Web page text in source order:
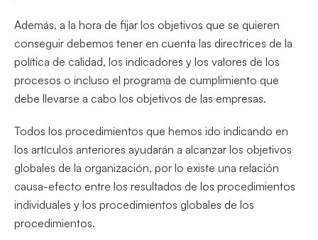
Además, a la hora de fijar los objetivos que se quieren
conseguir debemos tener en cuenta las directrices de la
política de calidad, los indicadores y los valores de los
procesos o incluso el programa de cumplimiento que
debe llevarse a cabo los objetivos de las empresas.
Todos los procedimientos que hemos ido indicando en
los artículos anteriores ayudarán a alcanzar los objetivos
globales de la organización, por lo existe una relación
causa-efecto entre los resultados de los procedimientos
individuales y los procedimientos globales de los
procedimientos.